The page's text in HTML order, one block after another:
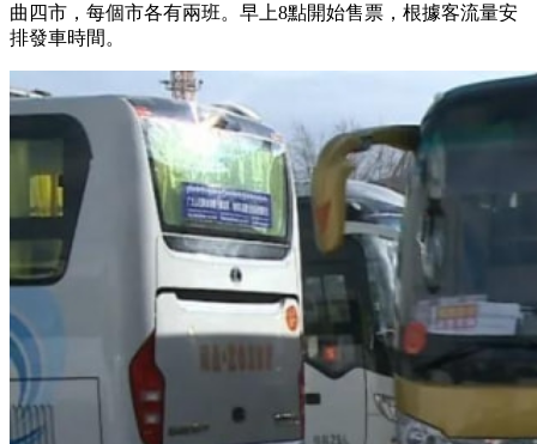
曲四市，每個市各有兩班。早上8點開始售票，根據客流量安
排發車時間。